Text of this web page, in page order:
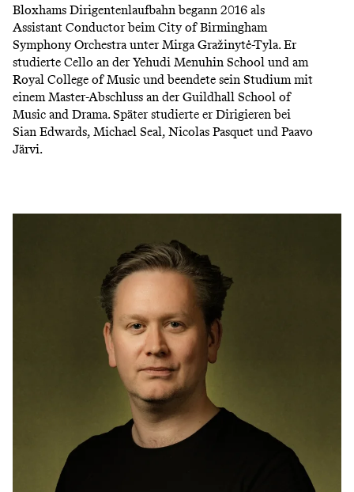
Bloxhams Dirigentenlaufbahn begann 2016 als
Assistant Conductor beim City of Birmingham
Symphony Orchestra unter Mirga Gražinytė-Tyla. Er
studierte Cello an der Yehudi Menuhin School und am
Royal College of Music und beendete sein Studium mit
einem Master-Abschluss an der Guildhall School of
Music and Drama. Später studierte er Dirigieren bei
Sian Edwards, Michael Seal, Nicolas Pasquet und Paavo
Järvi.